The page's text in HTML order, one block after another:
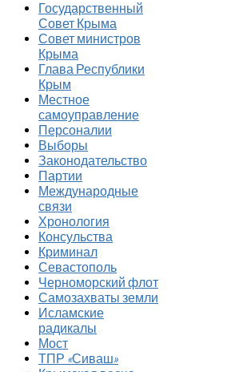
Государственный
Совет Крыма
Совет министров
Крыма
Глава Республики
Крым
Местное
самоуправление
Персоналии
Выборы
Законодательство
Партии
Международные
связи
Хронология
Консульства
Криминал
Севастополь
Черноморский флот
Самозахваты земли
Исламские
радикалы
Мост
ТПР «Сиваш»